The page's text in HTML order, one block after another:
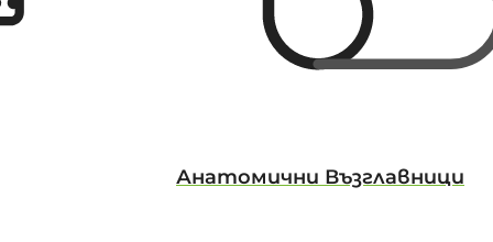
Анатомични Възглавници